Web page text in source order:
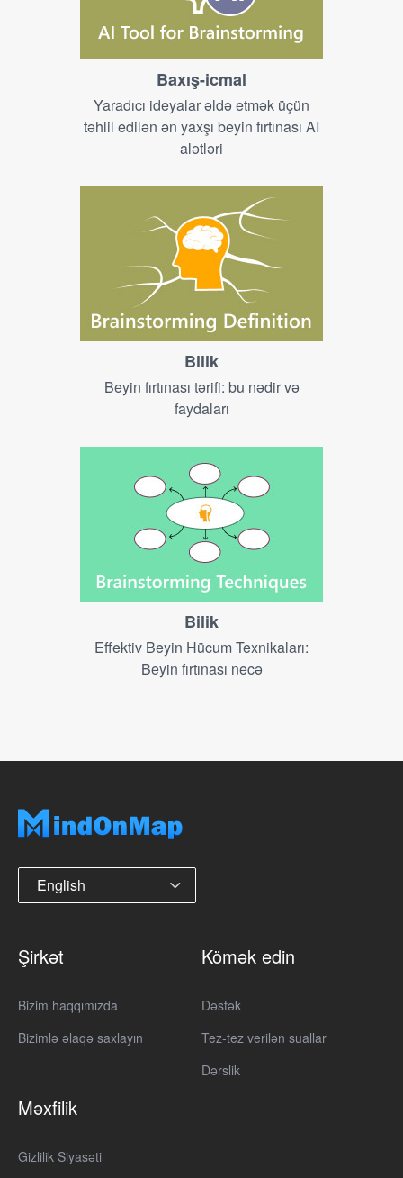
Baxış-icmal
Yaradıcı ideyalar əldə etmək üçün
təhlil edilən ən yaxşı beyin fırtınası AI
alətləri
Bilik
Beyin fırtınası tərifi: bu nədir və
faydaları
Bilik
Effektiv Beyin Hücum Texnikaları:
Beyin fırtınası necə
English
Şirkət
Bizim haqqımızda
Bizimlə əlaqə saxlayın
Kömək edin
Dəstək
Tez-tez verilən suallar
Dərslik
Məxfilik
Gizlilik Siyasəti